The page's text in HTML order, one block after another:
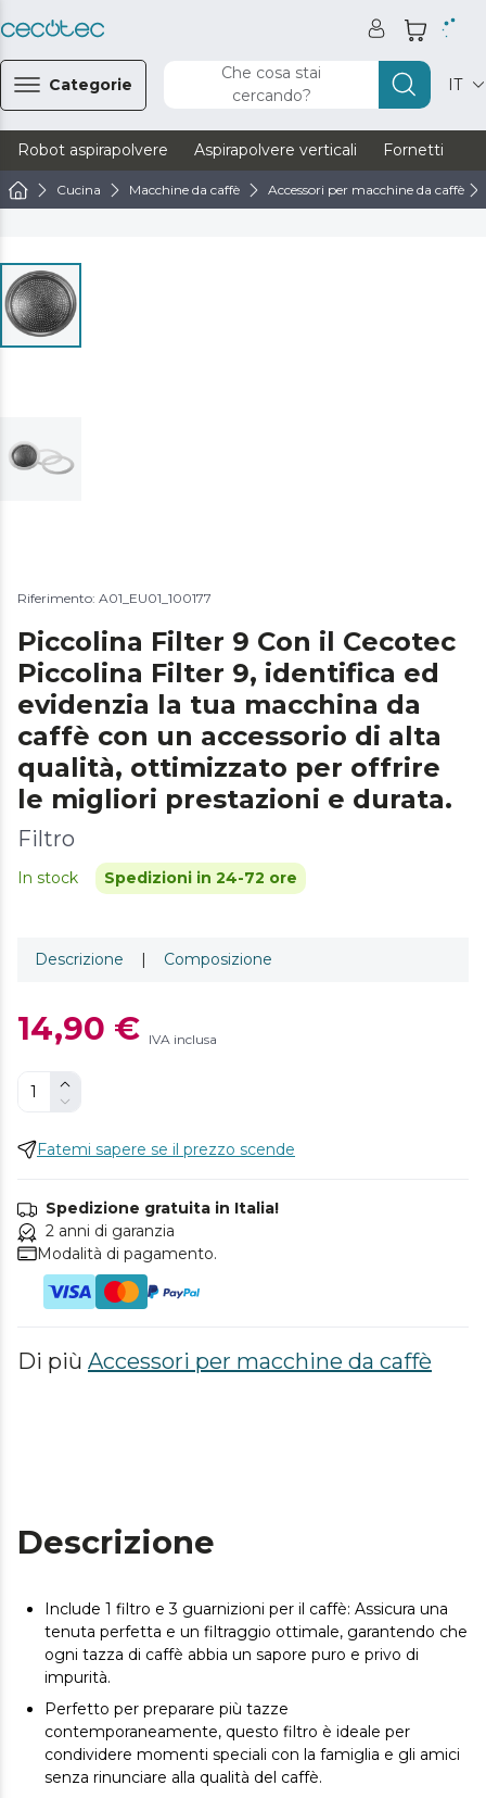
Categorie
Che cosa stai
cercando?
IT
Robot aspirapolvere Aspirapolvere verticali Fornetti
Cucina Macchine da caffè Accessori per macchine da caffè
Riferimento: A01_EU01_100177
Piccolina Filter 9 Con il Cecotec
Piccolina Filter 9, identifica ed
evidenzia la tua macchina da
caffè con un accessorio di alta
qualità, ottimizzato per offrire
le migliori prestazioni e durata.
Filtro
In stock Spedizioni in 24-72 ore
Descrizione | Composizione
14,90 € IVA inclusa
Fatemi sapere se il prezzo scende
Spedizione gratuita in Italia!
2 anni di garanzia
Modalità di pagamento.
Di più Accessori per macchine da caffè
Descrizione
Include 1 filtro e 3 guarnizioni per il caffè: Assicura una
tenuta perfetta e un filtraggio ottimale, garantendo che
ogni tazza di caffè abbia un sapore puro e privo di
impurità.
Perfetto per preparare più tazze
contemporaneamente, questo filtro è ideale per
condividere momenti speciali con la famiglia e gli amici
senza rinunciare alla qualità del caffè.